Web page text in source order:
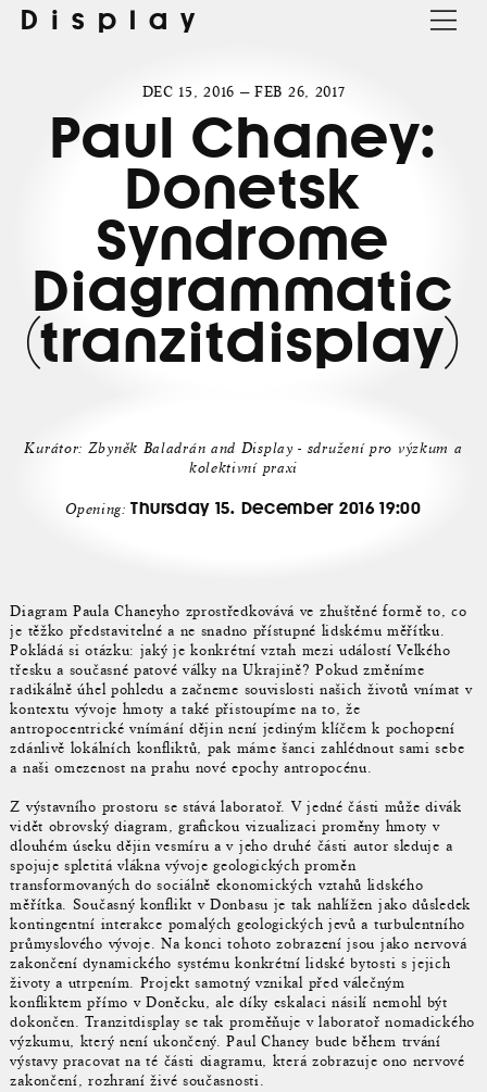
Display
DEC 15, 2016 — FEB 26, 2017
Paul Chaney:
Donetsk
Syndrome
Diagrammatic
(tranzitdisplay)
Kurátor: Zbyněk Baladrán and Display - sdružení pro výzkum a
kolektivní praxi
Opening:Thursday 15. December 2016 19:00
Diagram Paula Chaneyho zprostředkovává ve zhuštěné formě to, co
je těžko představitelné a ne snadno přístupné lidskému měřítku.
Pokládá si otázku: jaký je konkrétní vztah mezi událostí Velkého
třesku a současné patové války na Ukrajině? Pokud změníme
radikálně úhel pohledu a začneme souvislosti našich životů vnímat v
kontextu vývoje hmoty a také přistoupíme na to, že
antropocentrické vnímání dějin není jediným klíčem k pochopení
zdánlivě lokálních konfliktů, pak máme šanci zahlédnout sami sebe
a naši omezenost na prahu nové epochy antropocénu.
Z výstavního prostoru se stává laboratoř. V jedné části může divák
vidět obrovský diagram, grafickou vizualizaci proměny hmoty v
dlouhém úseku dějin vesmíru a v jeho druhé části autor sleduje a
spojuje spletitá vlákna vývoje geologických proměn
transformovaných do sociálně ekonomických vztahů lidského
měřítka. Současný konflikt v Donbasu je tak nahlížen jako důsledek
kontingentní interakce pomalých geologických jevů a turbulentního
průmyslového vývoje. Na konci tohoto zobrazení jsou jako nervová
zakončení dynamického systému konkrétní lidské bytosti s jejich
životy a utrpením. Projekt samotný vznikal před válečným
konfliktem přímo v Doněcku, ale díky eskalaci násilí nemohl být
dokončen. Tranzitdisplay se tak proměňuje v laboratoř nomadického
výzkumu, který není ukončený. Paul Chaney bude během trvání
výstavy pracovat na té části diagramu, která zobrazuje ono nervové
zakončení, rozhraní živé současnosti.